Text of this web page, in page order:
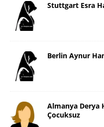
Stuttgart Esra
Berlin Aynur
Almanya Derya
Çocuksuz